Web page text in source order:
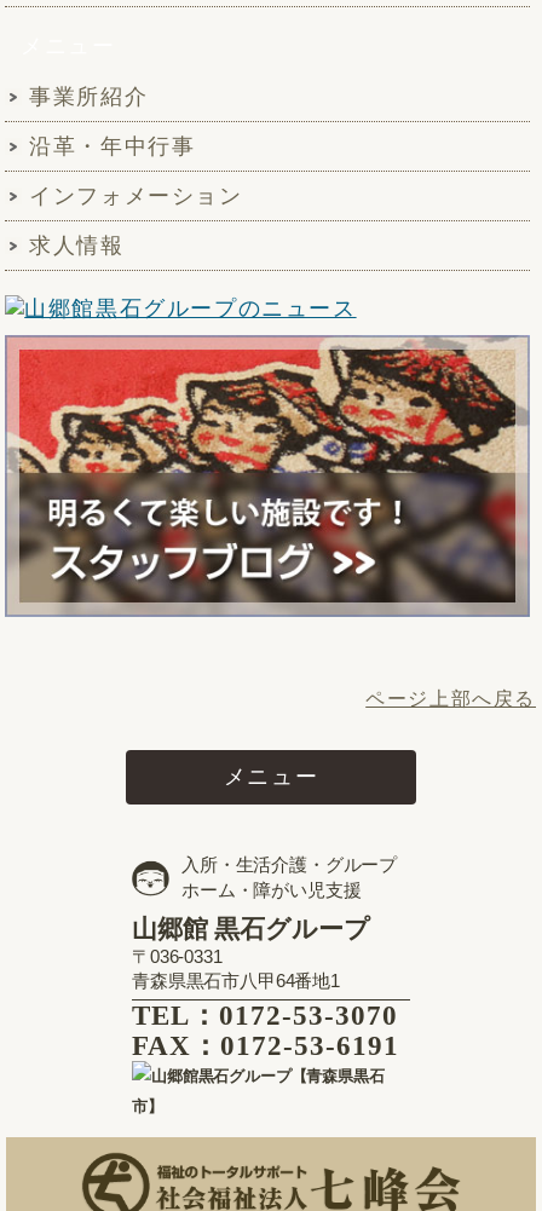
事業所紹介
沿革・年中行事
インフォメーション
求人情報
ページ上部へ戻る
メニュー
入所・生活介護・グループ
ホーム・障がい児支援
山郷館 黒石グループ
〒036-0331
青森県黒石市八甲64番地1
TEL：0172-53-3070
FAX：0172-53-6191